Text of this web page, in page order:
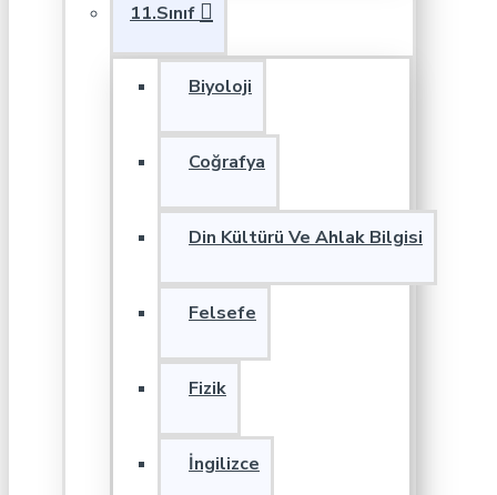
11.Sınıf
Biyoloji
Coğrafya
Din Kültürü Ve Ahlak Bilgisi
Felsefe
Fizik
İngilizce